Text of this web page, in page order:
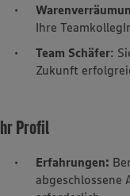
Ihre
Team Schäfer:
Zukunft
Profil
Erfahrungen:
abgeschlossene